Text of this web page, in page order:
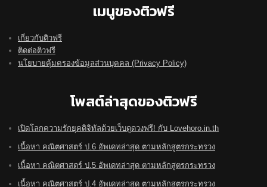
เมนูของติวฟรี
เกี่ยวกับติวฟรี
ติดต่อติวฟรี
นโยบายคุ้มครองข้อมูลส่วนบุคคล (Privacy Policy)
โพสต์ล่าสุดของติวฟรี
เปิดโลกความรักยุคดิจิทัลด้วยเว็บดูดวงฟรี! กับ Lovehoro.in.th
เนื้อหา คณิตศาสตร์ ป.6 อัพเดทล่าสุด ตามหลักสูตรกระทรวง
เนื้อหา คณิตศาสตร์ ป.5 อัพเดทล่าสุด ตามหลักสูตรกระทรวง
เนื้อหา คณิตศาสตร์ ป.4 อัพเดทล่าสุด ตามหลักสูตรกระทรวง